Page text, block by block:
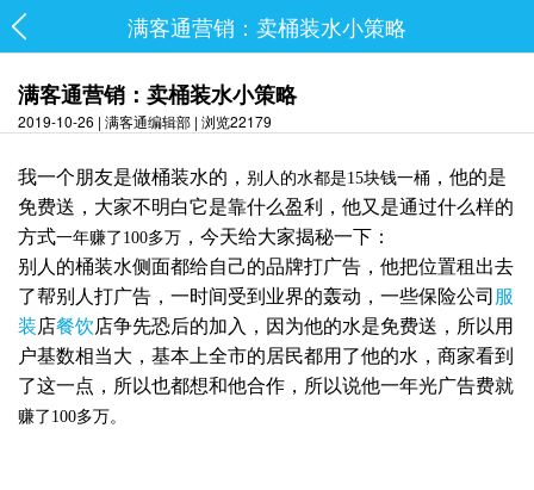
满客通营销：卖桶装水小策略
满客通营销：卖桶装水小策略
2019-10-26 | 满客通编辑部 | 浏览22179
我一个朋友是做桶装水的 ， 别人的水都是15块钱一桶 ， 他的是
免费送 ， 大家不明白它是靠什么盈利 ， 他又是通过什么样的
方式一年赚了 100多万 ， 今天给大家揭秘一下 ：
别人的桶装水侧面都给自己的品牌打广告 ， 他把位置租出去
了帮别人打广告 ， 一时间受到业界的轰动 ， 一些保险公司 服
装店餐饮店争先恐后的加入， 因为他的水是免费送， 所以用
户基数相当大 ， 基本上全市的居民都用了他的水 ， 商家看到
了这一点 ， 所以也都想和他合作 ， 所以说他一年光广告费就
赚了 100多万。